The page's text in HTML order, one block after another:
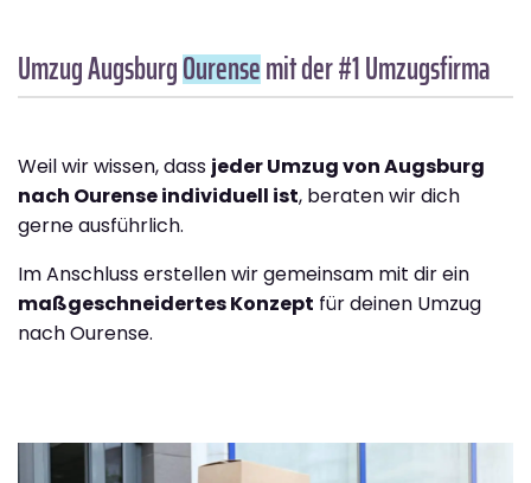
Umzug AugsburgOurensemit der #1 Umzugsfirma
Weil wir wissen, dass jeder Umzug von Augsburg
nach Ourense individuell ist, beraten wir dich
gerne ausführlich.
Im Anschluss erstellen wir gemeinsam mit dir ein
maßgeschneidertes Konzept für deinen Umzug
nach Ourense.